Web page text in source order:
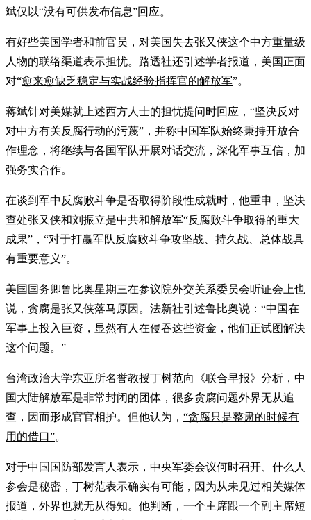
斌仅以“没有可供发布信息”回应。
有好些美国学者和前官员，对美国失去张又侠这个中方重量级
人物的联络渠道表示担忧。路透社还引述学者报道，美国正面
对“愈来愈缺乏稳定与实战经验指挥官的解放军”。
蒋斌针对美媒就上述西方人士的担忧提问时回应，“坚决反对
对中方有关反腐行动的污蔑”，并称中国军队始终秉持开放合
作理念，将继续与各国军队开展对话交流，深化军事互信，加
强务实合作。
在谈到军中反腐败斗争是否取得阶段性成就时，他重申，坚决
查处张又侠和刘振立是中共和解放军“反腐败斗争取得的重大
成果”，“对于打赢军队反腐败斗争攻坚战、持久战、总体战具
有重要意义”。
美国国务卿鲁比奥星期三在参议院外交关系委员会听证会上也
说，贪腐是张又侠落马原因。法新社引述鲁比奥说：“中国在
军事上投入巨资，显然有人在侵吞这些资金，他们正试图解决
这个问题。”
台湾政治大学东亚所名誉教授丁树范向《联合早报》分析，中
国大陆解放军是非常封闭的团体，很多贪腐问题外界无从追
查，因而形成官官相护。但他认为， “贪腐只是整肃的时候有
用的借口”。
对于中国国防部发言人表示，中央军委会议何时召开、什么人
参会是秘密，丁树范表示确实有可能，因为从未见过相关媒体
报道，外界也就无从得知。他判断，一个主席跟一个副主席短